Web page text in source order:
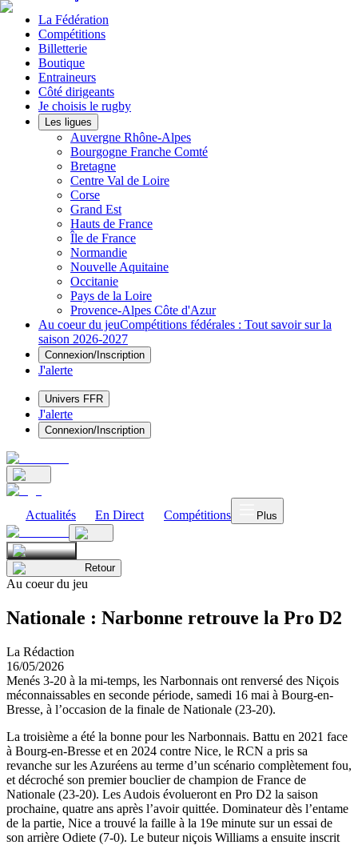
La Fédération
Compétitions
Billetterie
Boutique
Entraineurs
Côté dirigeants
Je choisis le rugby
Les ligues
Auvergne Rhône-Alpes
Bourgogne Franche Comté
Bretagne
Centre Val de Loire
Corse
Grand Est
Hauts de France
Île de France
Normandie
Nouvelle Aquitaine
Occitanie
Pays de la Loire
Provence-Alpes Côte d'Azur
Au coeur du jeuCompétitions fédérales : Tout savoir sur la
saison 2026-2027
Connexion/Inscription
J'alerte
Univers FFR
J'alerte
Connexion/Inscription
Actualités En Direct Compétitions Plus
Retour
Au coeur du jeu
Nationale : Narbonne retrouve la Pro D2
La Rédaction
16/05/2026
Menés 3-20 à la mi-temps, les Narbonnais ont renversé des Niçois
méconnaissables en seconde période, samedi 16 mai à Bourg-en-
Bresse, à l’occasion de la finale de Nationale (23-20).
La troisième a été la bonne pour les Narbonnais. Battu en 2021 face
à Bourg-en-Bresse et en 2024 contre Nice, le RCN a pris sa
revanche sur les Azuréens au terme d’un scénario complètement fou,
et décroché son premier bouclier de champion de France de
Nationale (23-20). Les Audois évolueront en Pro D2 la saison
prochaine, quatre ans après l’avoir quittée. Dominateur dès l’entame
de la partie, Nice a trouvé la faille à la 19e minute sur un essai de
son arrière Odiete (7-0). Le buteur niçois Williams a ensuite inscrit